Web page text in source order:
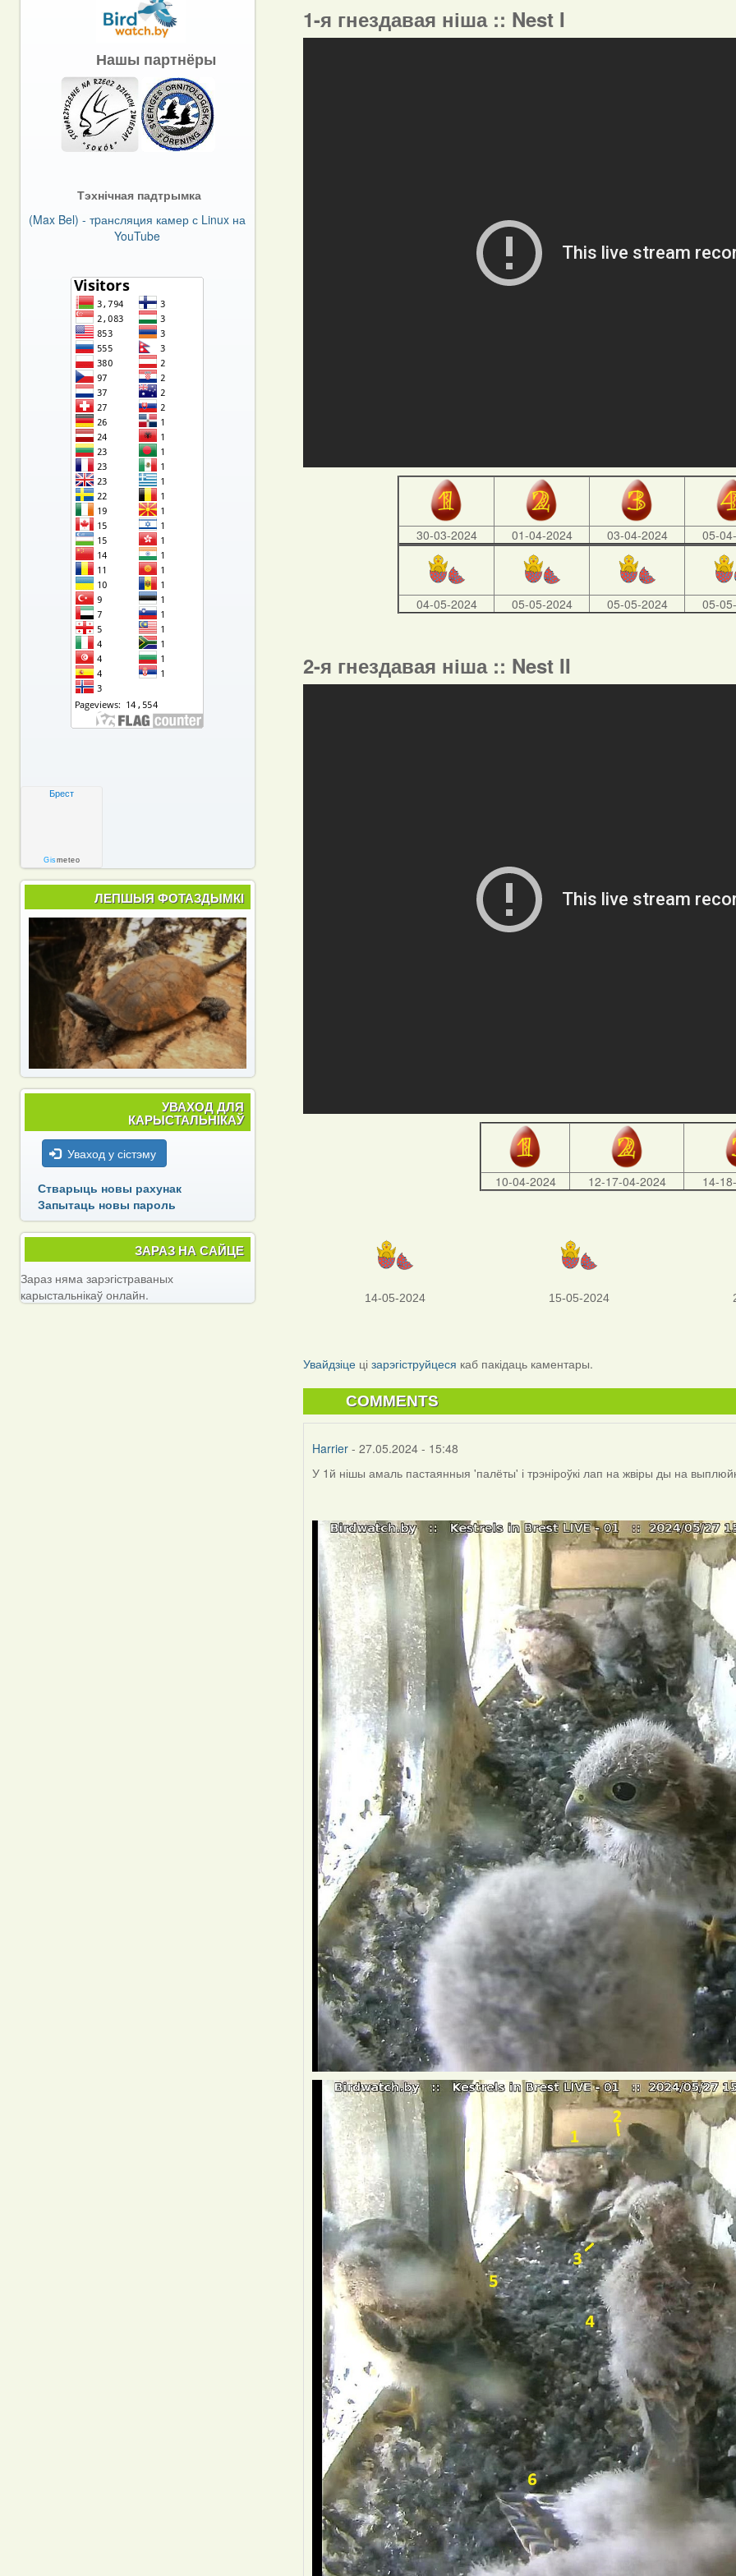
1-я гнездавая ніша :: Nest I
30-03-2024 01-04-2024 03-04-2024 05-
04-05-2024 05-05-2024 05-05-2024 05-
2-я гнездавая ніша :: Nest II
10-04-2024 12-17-04-2024 14-
14-05-2024 15-05-2024
Увайдзіце цізарэгіструйцеся каб пакідаць каментары.
COMMENTS
Harrier - 27.05.2024 - 15:48
У 1й нішы амаль пастаянныя 'палёты' і трэніроўкі лап на жвіры ды на
Нашы партнёры
Тэхнічная падтрымка
(Max Bel) - тpансляция камер с Linux на
YouTube
Брест
Gismeteo
ЛЕПШЫЯ ФОТАЗДЫМКІ
УВАХОД ДЛЯ
КАРЫСТАЛЬНІКАЎ
Уваход у сістэму
Стварыць новы рахунак
Запытаць новы пароль
ЗАРАЗ НА САЙЦЕ
Зараз няма зарэгістраваных
карыстальнікаў онлайн.